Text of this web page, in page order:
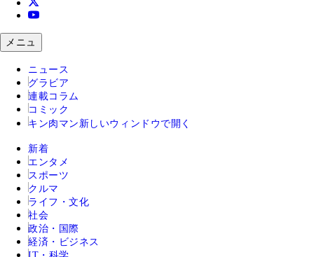
メニュ
ニュース
グラビア
連載コラム
コミック
キン肉マン 新しいウィンドウで開く
新着
エンタメ
スポーツ
クルマ
ライフ・文化
社会
政治・国際
経済・ビジネス